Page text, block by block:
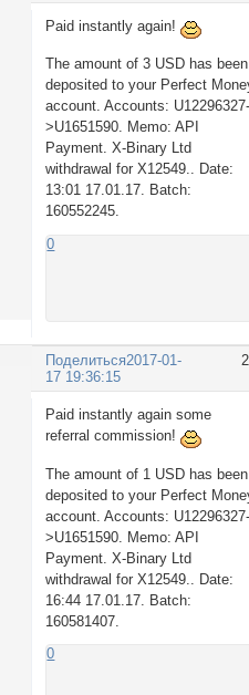
Paid instantly again!
The amount of 3 USD has been
deposited to your Perfect
account. Accounts:
>U1651590. Memo: API
Payment. X-Binary Ltd
withdrawal for X12549.. Date:
13:01 17.01.17. Batch:
160552245.
0
Поделиться2017-01-
17 19:36:15
Paid instantly again some
referral commission!
The amount of 1 USD has been
deposited to your Perfect
account. Accounts:
>U1651590. Memo: API
Payment. X-Binary Ltd
withdrawal for X12549.. Date:
16:44 17.01.17. Batch:
160581407.
0